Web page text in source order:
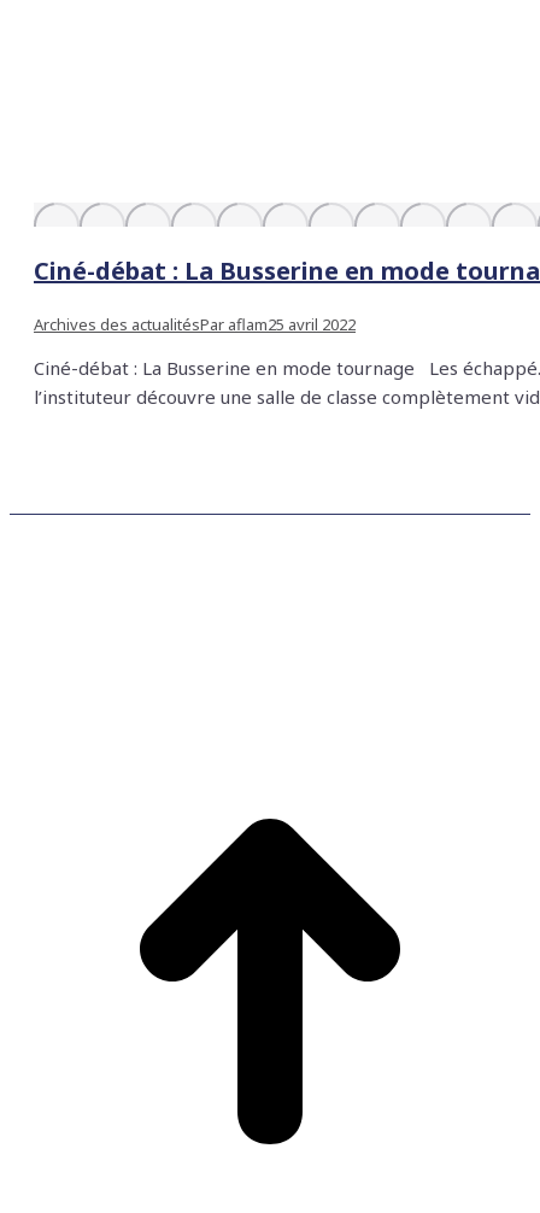
Ciné-débat : La Busserine en mode
Archives des actualitésPar aflam25 avril 2022
Ciné-débat : La Busserine en mode tournage Les
l’instituteur découvre une salle de classe complètement